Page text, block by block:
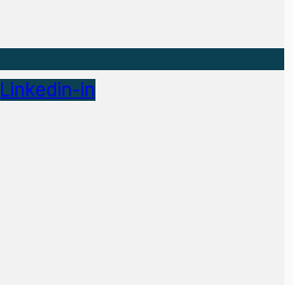
Linkedin-in